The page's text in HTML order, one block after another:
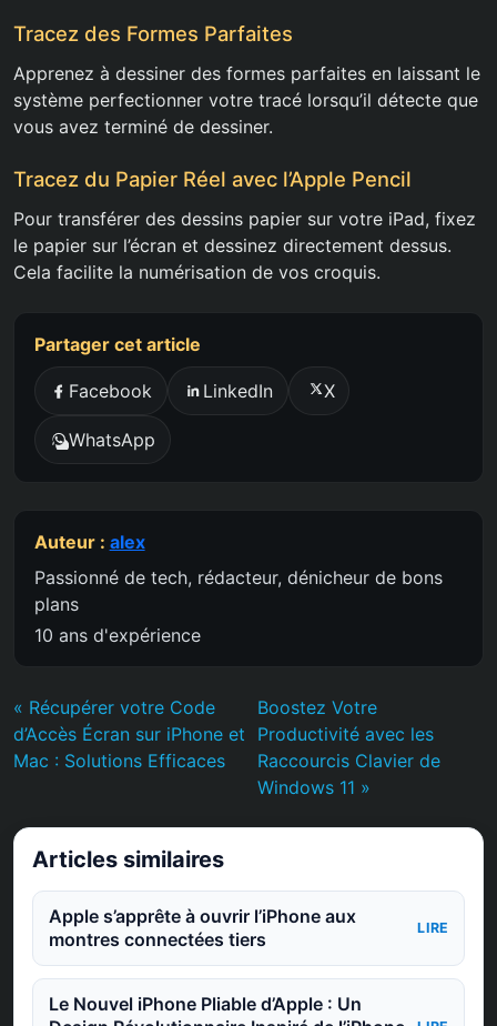
Tracez des Formes Parfaites
Apprenez à dessiner des formes parfaites en laissant le
système perfectionner votre tracé lorsqu’il détecte que
vous avez terminé de dessiner.
Tracez du Papier Réel avec l’Apple Pencil
Pour transférer des dessins papier sur votre iPad, fixez
le papier sur l’écran et dessinez directement dessus.
Cela facilite la numérisation de vos croquis.
Partager cet article
Facebook LinkedIn X
WhatsApp
Auteur : alex
Passionné de tech, rédacteur, dénicheur de bons
plans
10 ans d'expérience
« Récupérer votre Code
d’Accès Écran sur iPhone et
Mac : Solutions Efficaces
Boostez Votre
Productivité avec les
Raccourcis Clavier de
Windows 11 »
Articles similaires
Apple s’apprête à ouvrir l’iPhone aux
montres connectées tiers
LIRE
Le Nouvel iPhone Pliable d’Apple : Un